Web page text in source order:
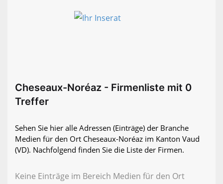
Cheseaux-Noréaz - Firmenliste mit 0
Treffer
Sehen Sie hier alle Adressen (Einträge) der Branche
Medien für den Ort Cheseaux-Noréaz im Kanton Vaud
(VD). Nachfolgend finden Sie die Liste der Firmen.
Keine Einträge im Bereich Medien für den Ort